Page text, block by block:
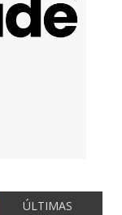
ÚLTIMAS